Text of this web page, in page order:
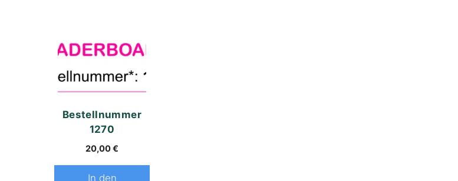
Bestellnummer
1270
20,00€
In den